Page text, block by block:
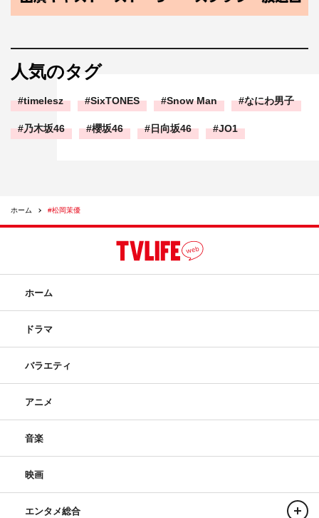
人気のタグ
timelesz SixTONES Snow Man なにわ男子
乃木坂46 櫻坂46 日向坂46 JO1
ホーム #松岡茉優
ホーム
ドラマ
バラエティ
アニメ
音楽
映画
エンタメ総合